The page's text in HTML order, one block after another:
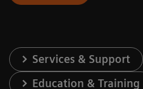
Services & Support
Education & Training